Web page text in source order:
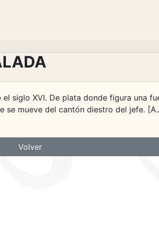
siglo XVI. De plata donde figura una
se mueve del cantón diestro del jefe.
Volver